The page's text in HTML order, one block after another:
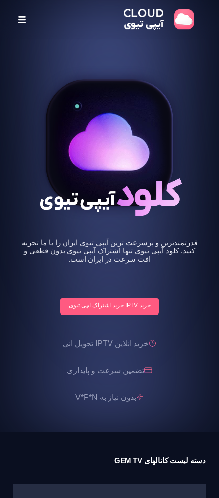
قدرتمندترین و پرسرعت ترین آیپی تیوی ایران را با ما تجربه
کنید. کلود آیپی تیوی تنها اشتراک آیپی تیوی بدون قطعی و
افت سرعت در ایران است.
خرید IPTV خرید اشتراک ایپی تیوی
خرید انلاین IPTV تحویل انی
تضمین سرعت و پایداری
بدون نیاز به V*P*N
دسته لیست کانالهای GEM TV